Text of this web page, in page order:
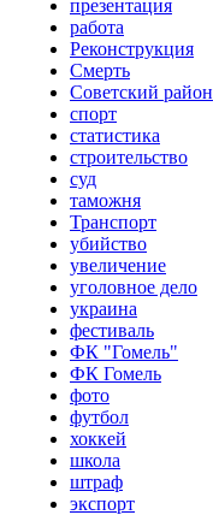
презентация
работа
Реконструкция
Смерть
Советский район
спорт
статистика
строительство
суд
таможня
Транспорт
убийство
увеличение
уголовное дело
украина
фестиваль
ФК "Гомель"
ФК Гомель
фото
футбол
хоккей
школа
штраф
экспорт